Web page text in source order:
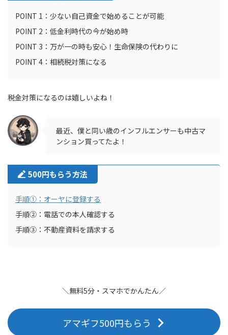
POINT 1：少ない自己資金で始めることが可能
POINT 2：低金利時代の今が始め時
POINT 3：万が一の時も安心！生命保険の代わりに
POINT 4：相続税対策になる
税金対策になるのは嬉しいよね！
最近、僕と同い歳のインフルエンサーも中古マ
ンション買ってたよ！
500円もらう方法
手順①：オーヤに登録する
手順②：電話での本人確認する
手順③：不動産資料を請求する
＼無料5分・スマホでかんたん／
アマギフ500円もらう